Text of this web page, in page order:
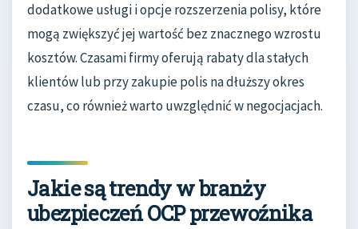
dodatkowe usługi i opcje rozszerzenia polisy, które
mogą zwiększyć jej wartość bez znacznego wzrostu
kosztów. Czasami firmy oferują rabaty dla stałych
klientów lub przy zakupie polis na dłuższy okres
czasu, co również warto uwzględnić w negocjacjach.
Jakie są trendy w branży
ubezpieczeń OCP przewoźnika